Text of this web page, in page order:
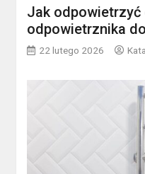
Jak odpowietrzyć
odpowietrznika
22 lutego 2026